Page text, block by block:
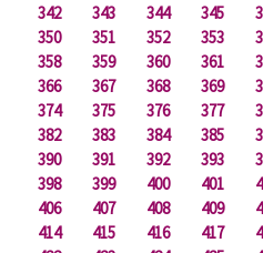
342
343 344 345
350
351 352 353
358
359 360 361
366
367 368 369
374
375 376 377
382
383 384 385
390
391 392 393
398
399 400 401
406
407 408 409
414
415 416 417